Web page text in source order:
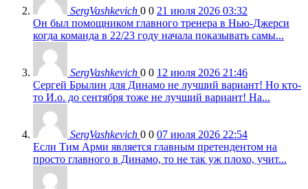
SergVashkevich 0 0 21 июля 2026 03:32
Он был помощником главного тренера в Нью-Джерси
когда команда в 22/23 году начала показывать самы...
SergVashkevich 0 0 12 июля 2026 21:46
Сергей Брылин для Динамо не лучший вариант! Но кто-
то И.о. до сентября тоже не лучший вариант! На...
SergVashkevich 0 0 07 июля 2026 22:54
Если Тим Арми является главным претендентом на
просто главного в Динамо, то не так уж плохо, учит...